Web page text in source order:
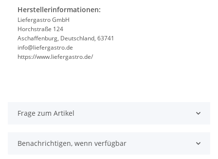
Herstellerinformationen:
Liefergastro GmbH
Horchstraße 124
Aschaffenburg, Deutschland, 63741
info@liefergastro.de
https://www.liefergastro.de/
Frage zum Artikel
Benachrichtigen, wenn verfügbar